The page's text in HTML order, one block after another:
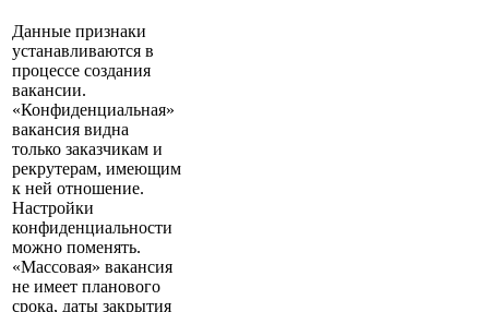
Данные признаки
устанавливаются в
процессе создания
вакансии.
«Конфиденциальная»
вакансия видна
только заказчикам и
рекрутерам, имеющим
к ней отношение.
Настройки
конфиденциальности
можно поменять.
«Массовая» вакансия
не имеет планового
срока, даты закрытия